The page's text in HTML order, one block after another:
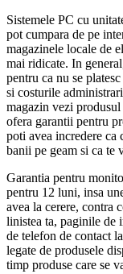
Sistemele PC cu
pot cumpara de pe
magazinele locale de
mai ridicate. In
pentru ca nu se
si costurile
magazin vezi
ofera garantii pentru
poti avea incredere ca
banii pe geam si ca te
Garantia pentru
pentru 12 luni, insa
avea la cerere, contra
linistea ta, paginile de
de telefon de contact
legate de produsele
timp produse care se